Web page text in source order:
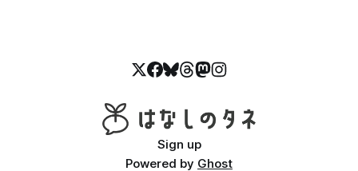
Sign up
Powered by Ghost